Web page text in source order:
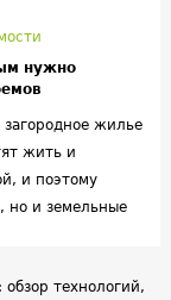
нужно
жилье
жить и
и поэтому
но и земельные
выступил с